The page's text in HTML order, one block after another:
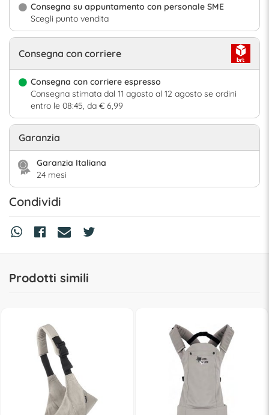
Consegna su appuntamento con personale SME
Scegli punto vendita
Consegna con corriere
Consegna con corriere espresso
Consegna stimata dal 11 agosto al 12 agosto se ordini
entro le 08:45, da € 6,99
Garanzia
Garanzia Italiana
24 mesi
Condividi
Prodotti simili